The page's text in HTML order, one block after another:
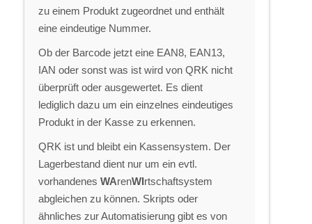
zu einem Produkt zugeordnet und enthält
eine eindeutige Nummer.
Ob der Barcode jetzt eine EAN8, EAN13,
IAN oder sonst was ist wird von QRK nicht
überprüft oder ausgewertet. Es dient
lediglich dazu um ein einzelnes eindeutiges
Produkt in der Kasse zu erkennen.
QRK ist und bleibt ein Kassensystem. Der
Lagerbestand dient nur um ein evtl.
vorhandenes WArenWIrtschaftsystem
abgleichen zu können. Skripts oder
ähnliches zur Automatisierung gibt es von